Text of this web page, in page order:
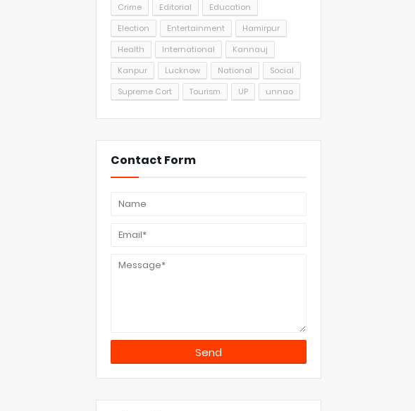
Crime Editorial
Education
Election
Entertainment
Hamirpur
Health
International
Kannauj
Kanpur
Lucknow National
Social
Supreme Cort
Tourism UP unnao
Contact Form